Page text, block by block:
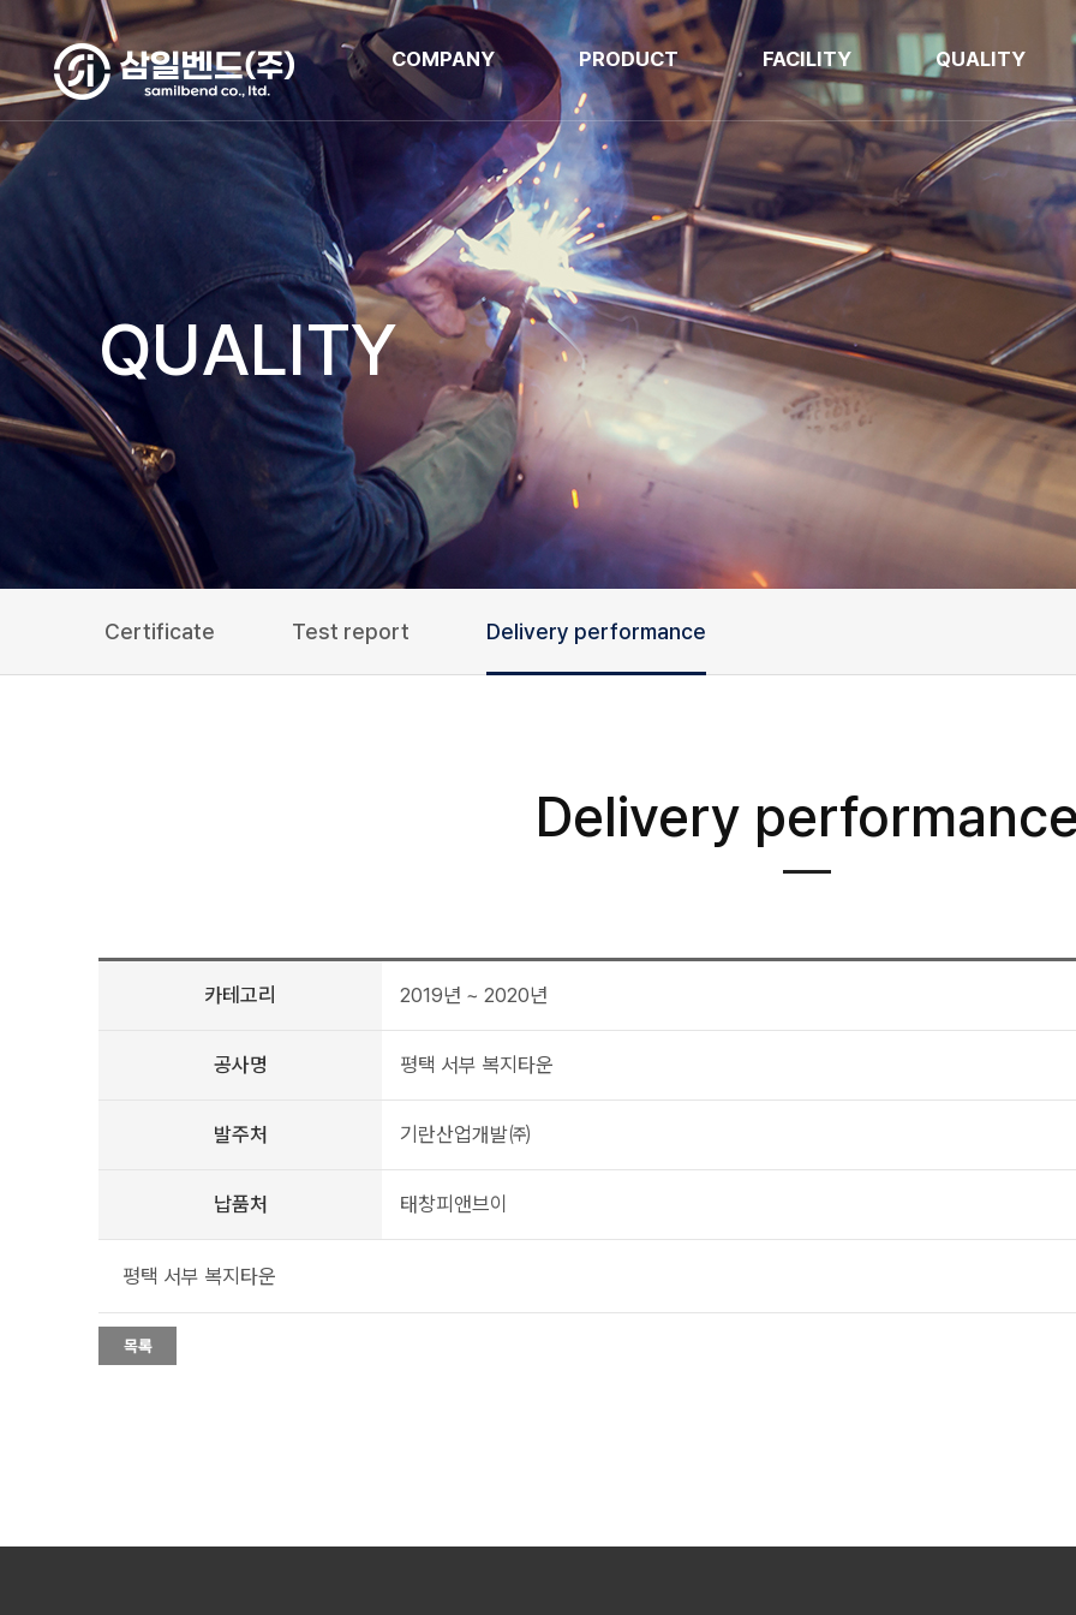
COMPANY PRODUCT FACILITY QUALITY
QUALITY
Certificate Test report Delivery performance
Delivery
카테고리 2019년 ~ 2020년
공사명 평택 서부 복지타운
발주처 기란산업개발㈜
납품처 태창피앤브이
평택 서부 복지타운